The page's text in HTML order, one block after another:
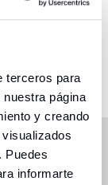
terceros para
página
y creando
Puedes
informarte
2026
CBNK
Renta Fija